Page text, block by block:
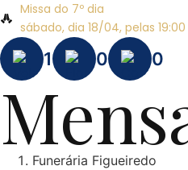
Missa do 7º dia
sábado, dia 18/04, pelas
1 0 0
Funerária Figueiredo